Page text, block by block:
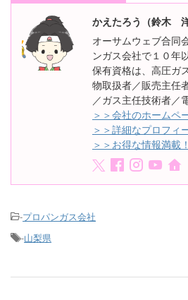
かえたろう（鈴木 洋
オーサムウェブ合同
ンガス会社で１０年
保有資格は、高圧ガ
物取扱者／販売主任
／ガス主任技術者／
＞＞会社のホームペ
＞＞詳細なプロフィ
＞＞お得な情報満載
-プロパンガス会社
-山梨県